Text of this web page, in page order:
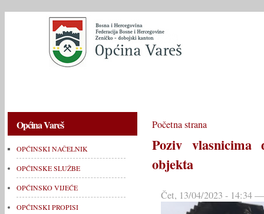
Općina Vareš
OPĆINSKI NAČELNIK
OPĆINSKE SLUŽBE
OPĆINSKO VIJEĆE
OPĆINSKI PROPISI
Početna strana
Poziv vlasnicima
objekta
Čet, 13/04/2023 - 14:34